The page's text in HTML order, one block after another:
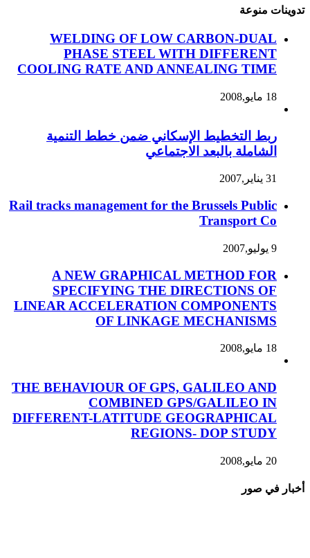
تدوينات منوعة
WELDING OF LOW CARBON-DUAL
PHASE STEEL WITH DIFFERENT
COOLING RATE AND ANNEALING TIME
18 مايو,2008
ربط التخطيط الإسكاني ضمن خطط التنمية
الشاملة بالبعد الاجتماعي
31 يناير,2007
Rail tracks management for the Brussels Public
Transport Co
9 يوليو,2007
A NEW GRAPHICAL METHOD FOR
SPECIFYING THE DIRECTIONS OF
LINEAR ACCELERATION COMPONENTS
OF LINKAGE MECHANISMS
18 مايو,2008
THE BEHAVIOUR OF GPS, GALILEO AND
COMBINED GPS/GALILEO IN
DIFFERENT-LATITUDE GEOGRAPHICAL
REGIONS- DOP STUDY
20 مايو,2008
أخبار في صور